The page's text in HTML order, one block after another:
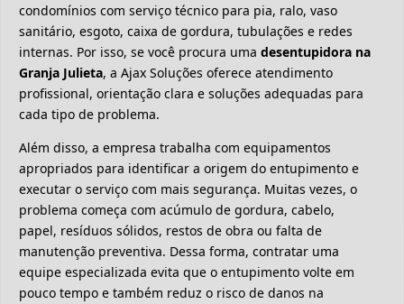
condomínios com serviço técnico para pia, ralo, vaso
sanitário, esgoto, caixa de gordura, tubulações e redes
internas. Por isso, se você procura uma desentupidora na
Granja Julieta, a Ajax Soluções oferece atendimento
profissional, orientação clara e soluções adequadas para
cada tipo de problema.
Além disso, a empresa trabalha com equipamentos
apropriados para identificar a origem do entupimento e
executar o serviço com mais segurança. Muitas vezes, o
problema começa com acúmulo de gordura, cabelo,
papel, resíduos sólidos, restos de obra ou falta de
manutenção preventiva. Dessa forma, contratar uma
equipe especializada evita que o entupimento volte em
pouco tempo e também reduz o risco de danos na